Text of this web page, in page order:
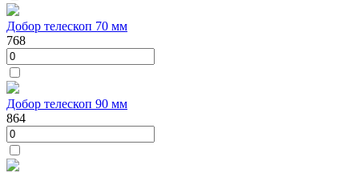
Добор телескоп 70 мм
768
Добор телескоп 90 мм
864